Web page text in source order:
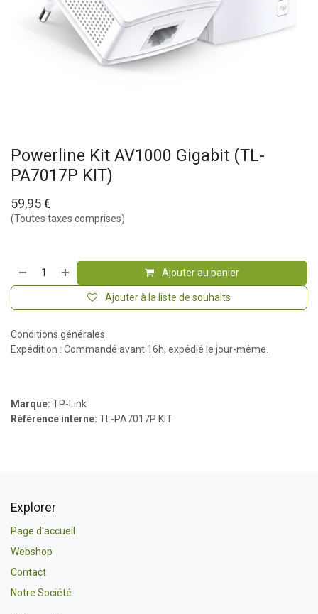
Powerline Kit AV1000 Gigabit (TL-
PA7017P KIT)
59,95 €
(Toutes taxes comprises)
Ajouter au panier
Ajouter à la liste de souhaits
Conditions générales
Expédition : Commandé avant 16h, expédié le jour-même.
Marque: TP-Link
Référence interne: TL-PA7017P KIT
Explorer
Page d'accueil
Webshop
Contact
Notre Société